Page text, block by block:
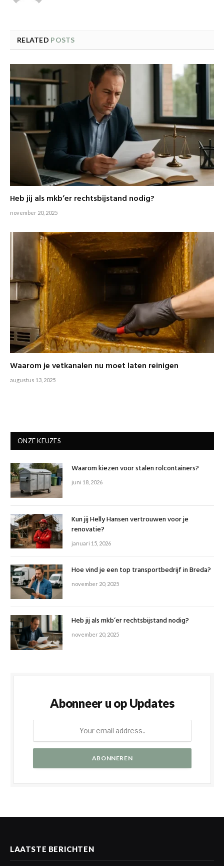
RELATED POSTS
Heb jij als mkb’er rechtsbijstand nodig?
november 20, 2025
Waarom je vetkanalen nu moet laten reinigen
augustus 13, 2025
ONZE KEUZES
Waarom kiezen voor stalen rolcontainers?
juni 18, 2026
Kun jij Helly Hansen vertrouwen voor je
renovatie?
januari 15, 2026
Hoe vind je een top transportbedrijf in Breda?
november 20, 2025
Heb jij als mkb’er rechtsbijstand nodig?
november 20, 2025
Abonneer u op Updates
LAATSTE BERICHTEN